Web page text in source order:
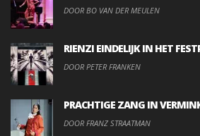
DOOR BO VAN DER MEULEN
RIENZI EINDELIJK IN HET
DOOR PETER FRANKEN
PRACHTIGE ZANG IN
DOOR FRANZ STRAATMAN